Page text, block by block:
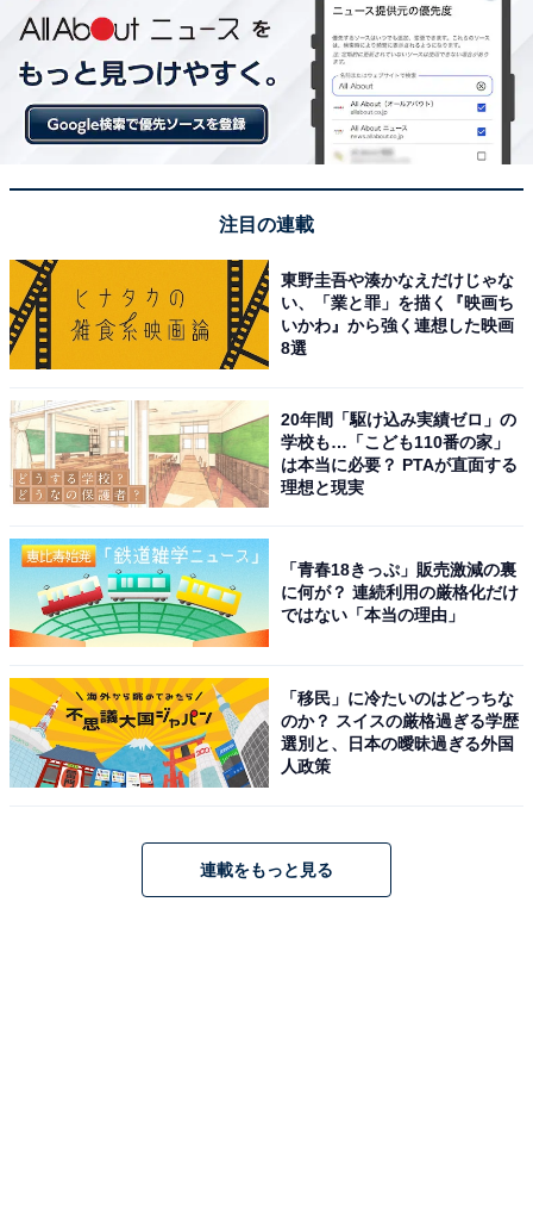
「鳴子温泉 ホテル亀屋」は独特な香りの「黒湯」
と車窓が魅力の宿
鳴子温泉 ホテル亀屋（画像：「鳴子温泉 ホテル亀屋」公式Webサイトよ
り）
「鳴子温泉 ホテル亀屋」は、皮膚をつるつるにする効果
敷地すぐ横を通る陸羽東線の車両を眺めることができ、
注目の連載
東野圭吾や湊かなえだけじゃな
い、「業と罪」を描く『映画ち
いかわ』から強く連想した映画
8選
20年間「駆け込み実績ゼロ」の
学校も…「こども110番の家」
は本当に必要？ PTAが直面する
理想と現実
「青春18きっぷ」販売激減の裏
に何が？ 連続利用の厳格化だけ
ではない「本当の理由」
「移民」に冷たいのはどっちな
のか？ スイスの厳格過ぎる学歴
選別と、日本の曖昧過ぎる外国
人政策
連載をもっと見る